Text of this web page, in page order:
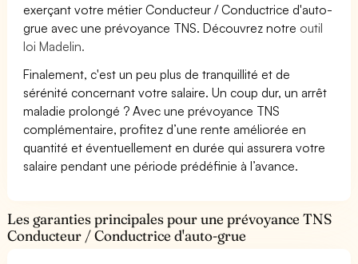
exerçant votre métier Conducteur / Conductrice d'auto-
grue avec une prévoyance TNS. Découvrez notre outil
loi Madelin.
Finalement, c'est un peu plus de tranquillité et de
sérénité concernant votre salaire. Un coup dur, un arrêt
maladie prolongé ? Avec une prévoyance TNS
complémentaire, profitez d’une rente améliorée en
quantité et éventuellement en durée qui assurera votre
salaire pendant une période prédéfinie à l’avance.
Les garanties principales pour une prévoyance TNS
Conducteur / Conductrice d'auto-grue